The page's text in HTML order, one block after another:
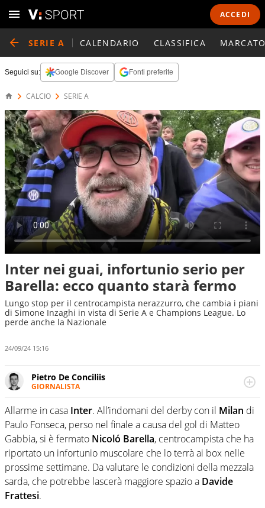
ACCEDI
SERIE A CALENDARIO CLASSIFICA
Seguici su: Google Discover Fonti preferite
CALCIO SERIE A
Inter nei guai, infortunio serio per
Barella: ecco quanto starà fermo
Lungo stop per il centrocampista nerazzurro, che cambia i piani
di Simone Inzaghi in vista di Serie A e Champions League. Lo
perde anche la Nazionale
24/09/24 15:16
Pietro De Conciliis
GIORNALISTA
Giornalista pubblicista e speaker radiofonico, per Virgilio
Sport si occupa di calcio con uno sguardo attento e
competente sui campionati di Serie B e Serie C
Allarme in casa Inter. All’indomani del derby con il Milan di
Paulo Fonseca, perso nel finale a causa del gol di Matteo
Gabbia, si è fermato Nicoló Barella, centrocampista che ha
riportato un infortunio muscolare che lo terrà ai box nelle
prossime settimane. Da valutare le condizioni della mezzala
sarda, che potrebbe lascerà maggiore spazio a Davide
Frattesi.